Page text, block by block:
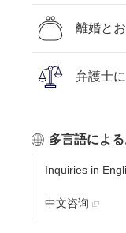
離婚と
弁護士
多言語によ
Inquiries in
中文咨询